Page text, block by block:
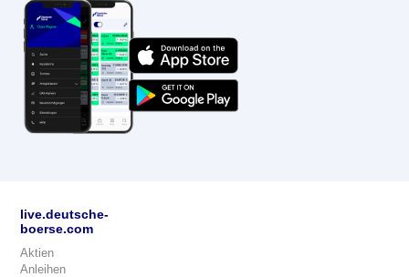
live.deutsche-
boerse.com
Aktien
Anleihen